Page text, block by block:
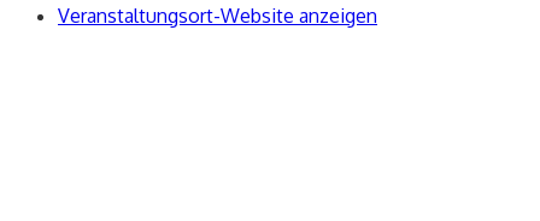
Veranstaltungsort-Website anzeigen